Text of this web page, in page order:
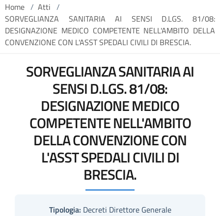
Home / Atti /
SORVEGLIANZA SANITARIA AI SENSI D.LGS. 81/08:
DESIGNAZIONE MEDICO COMPETENTE NELL'AMBITO DELLA
CONVENZIONE CON L'ASST SPEDALI CIVILI DI BRESCIA.
SORVEGLIANZA SANITARIA AI
SENSI D.LGS. 81/08:
DESIGNAZIONE MEDICO
COMPETENTE NELL'AMBITO
DELLA CONVENZIONE CON
L'ASST SPEDALI CIVILI DI
BRESCIA.
Tipologia: Decreti Direttore Generale